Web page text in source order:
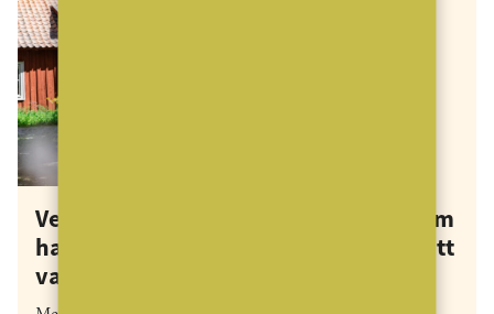
Vet du vilken mäklarbyrå i Sverige som
har funnits allra längst? I 145 år för att
vara exakt…